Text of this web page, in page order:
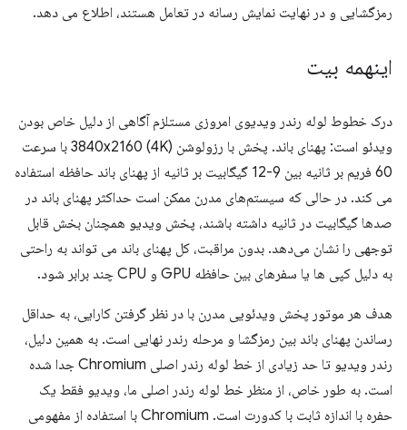
رمزگشایی و در نهایت نمایش رسانه در تعامل هستند، اطلاع می دهد.
اینهمه بیت
درک خطوط لوله رندر ویدیوی امروزی مستلزم آگاهی از دلیل خاص بودن
ویدئو است: پهنای باند. پخش با رزولوشن 3840x2160 (4K) با سرعت
60 فریم بر ثانیه بین 9-12 گیگابیت بر ثانیه از پهنای باند حافظه استفاده
می کند. در حالی که سیستم‌های مدرن ممکن است حداکثر پهنای باند در
صدها گیگابیت در ثانیه داشته باشند، پخش ویدیو همچنان بخش قابل
توجهی را نشان می‌دهد. بدون مراقبت، کل پهنای باند می تواند به راحتی
به دلیل کپی ها یا سفرهای بین حافظه GPU و CPU چند برابر شود.
هدف هر موتور پخش ویدئویی مدرن با در نظر گرفتن کارایی، به حداقل
رساندن پهنای باند بین رمزگشا و مرحله رندر نهایی است. به همین دلیل،
رندر ویدیو تا حد زیادی از خط لوله رندر اصلی Chromium جدا شده
است. به طور خاص، از منظر خط لوله رندر اصلی ما، ویدیو فقط یک
حفره با اندازه ثابت با کدورت است. Chromium با استفاده از مفهومی